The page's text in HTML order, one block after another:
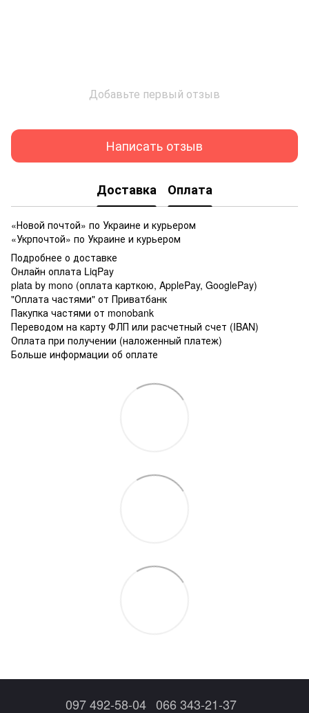
Добавьте первый отзыв
Написать отзыв
Доставка Оплата
«Новой почтой» по Украине и курьером
«Укрпочтой» по Украине и курьером
Подробнее о доставке
Онлайн оплата LiqPay
plata by mono (оплата карткою, ApplePay, GooglePay)
"Оплата частями" от Приватбанк
Пакупка частями от monobank
Переводом на карту ФЛП или расчетный счет (IBAN)
Оплата при получении (наложенный платеж)
Больше информации об оплате
097 492-58-04 066 343-21-37